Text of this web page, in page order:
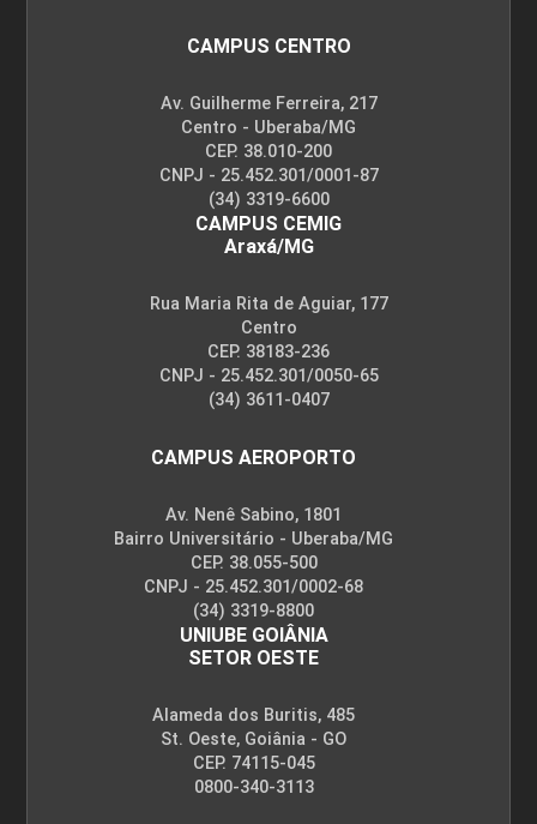
CAMPUS CENTRO
Av. Guilherme Ferreira, 217
Centro - Uberaba/MG
CEP. 38.010-200
CNPJ - 25.452.301/0001-87
(34) 3319-6600
CAMPUS CEMIG
Araxá/MG
Rua Maria Rita de Aguiar, 177
Centro
CEP. 38183-236
CNPJ - 25.452.301/0050-65
(34) 3611-0407
CAMPUS AEROPORTO
Av. Nenê Sabino, 1801
Bairro Universitário - Uberaba/MG
CEP. 38.055-500
CNPJ - 25.452.301/0002-68
(34) 3319-8800
UNIUBE GOIÂNIA
SETOR OESTE
Alameda dos Buritis, 485
St. Oeste, Goiânia - GO
CEP. 74115-045
0800-340-3113